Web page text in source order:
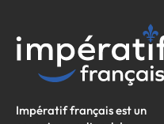
Impératif français est un